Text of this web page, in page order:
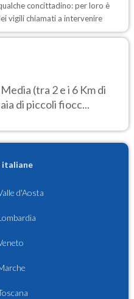
concittadino: per loro è
vigili chiamati a intervenire
(tra 2 e i 6 Km di
di piccoli fiocc...
italiane
d'Aosta